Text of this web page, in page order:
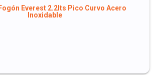
Everest 2.2lts Pico Curvo Acero
Inoxidable